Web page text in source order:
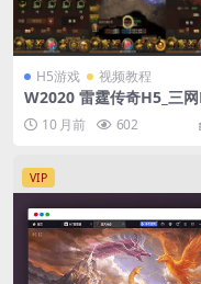
H5游戏 视频教程
W2020 雷霆传奇H5_三
雷霆传奇H5之石破惊天
本_WIN学习手工服务端_
语音视频教程_GM物品充
台
10 月前 602
VIP